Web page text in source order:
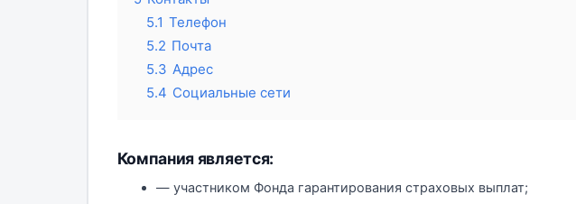
5.1 Телефон
5.2 Почта
5.3 Адрес
5.4 Социальные сети
Компания является:
— участником Фонда гарантирования страховых выплат;